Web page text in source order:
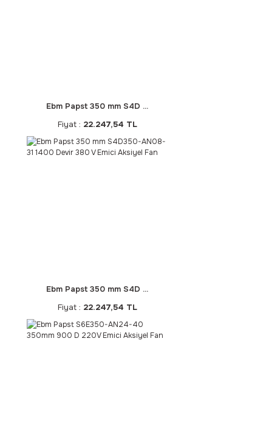
Ebm Papst 350 mm S4D ...
Fiyat : 22.247,54 TL
Ebm Papst 350 mm S4D ...
Fiyat : 22.247,54 TL